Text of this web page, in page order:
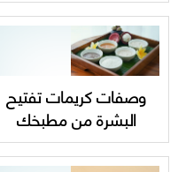
وصفات كريمات تفتيح
البشرة من مطبخك